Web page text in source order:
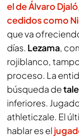
el de Álvaro Djaló
cedidos como
que va
días. Lezama,
rojiblanco,
proceso. La
búsqueda de
inferiores.
athleticzale. El
hablar es el